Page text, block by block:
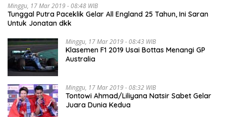
Minggu, 17 Mar 2019 - 08:48 WIB
Tunggal Putra Paceklik Gelar All England 25 Tahun, Ini Saran
Untuk Jonatan dkk
Minggu, 17 Mar 2019 - 08:43 WIB
Klasemen F1 2019 Usai Bottas Menangi GP
Australia
Minggu, 17 Mar 2019 - 08:32 WIB
Tontowi Ahmad/Liliyana Natsir Sabet Gelar
Juara Dunia Kedua